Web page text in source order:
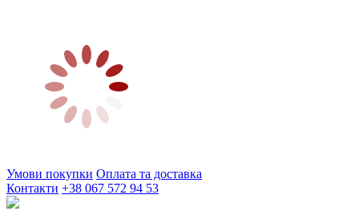
Умови покупки Оплата та доставка
Контакти +38 067 572 94 53